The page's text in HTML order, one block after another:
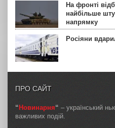
На фронті
найбільше
напрямку
Росіяни
ПРО САЙТ
“ Новинарня“ – український
важливих подій.